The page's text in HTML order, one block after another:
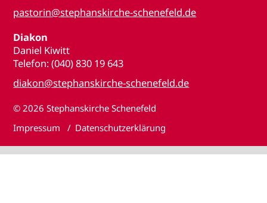
pastorin@stephanskirche-schenefeld.de
Diakon
Daniel Kiwitt
Telefon: (040) 830 19 643
diakon@stephanskirche-schenefeld.de
© 2026 Stephanskirche Schenefeld
Impressum
Datenschutzerklärung